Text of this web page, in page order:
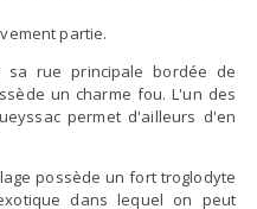
partie.
rue principale bordée de
un charme fou. L'un des
permet d'ailleurs d'en
possède un fort troglodyte
dans lequel on peut